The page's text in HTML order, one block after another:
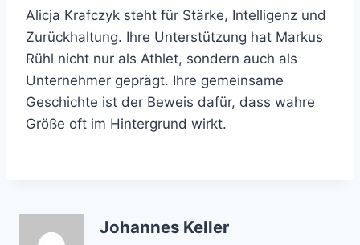
Alicja Krafczyk steht für Stärke, Intelligenz und
Zurückhaltung. Ihre Unterstützung hat Markus
Rühl nicht nur als Athlet, sondern auch als
Unternehmer geprägt. Ihre gemeinsame
Geschichte ist der Beweis dafür, dass wahre
Größe oft im Hintergrund wirkt.
Johannes Keller